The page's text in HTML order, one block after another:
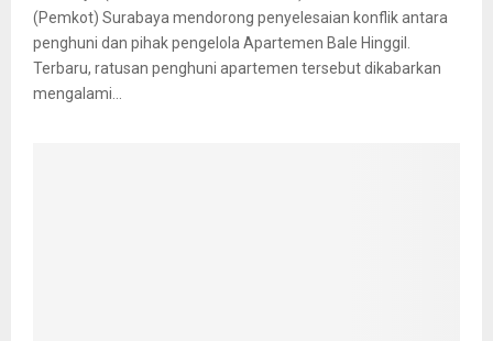
(Pemkot) Surabaya mendorong penyelesaian konflik antara
penghuni dan pihak pengelola Apartemen Bale Hinggil.
Terbaru, ratusan penghuni apartemen tersebut dikabarkan
mengalami...